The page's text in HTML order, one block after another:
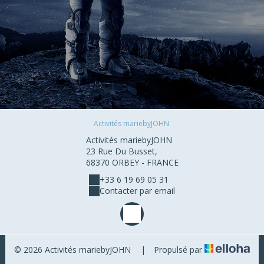
Activités mariebyJOHN
Activités mariebyJOHN
23 Rue Du Busset,
68370 ORBEY - FRANCE
+33 6 19 69 05 31
Contacter par email
© 2026 Activités mariebyJOHN | Propulsé par